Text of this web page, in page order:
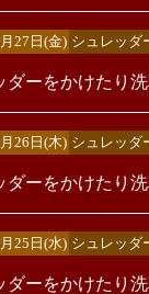
27日(金) シュレッダ
ダーをかけたり洗
26日(木) シュレッダ
ダーをかけたり洗
25日(水) シュレッダ
ダーをかけたり洗